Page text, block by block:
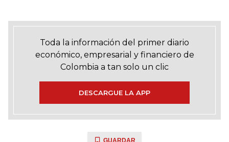
Toda la información del primer diario
económico, empresarial y financiero de
Colombia a tan solo un clic
DESCARGUE LA APP
GUARDAR